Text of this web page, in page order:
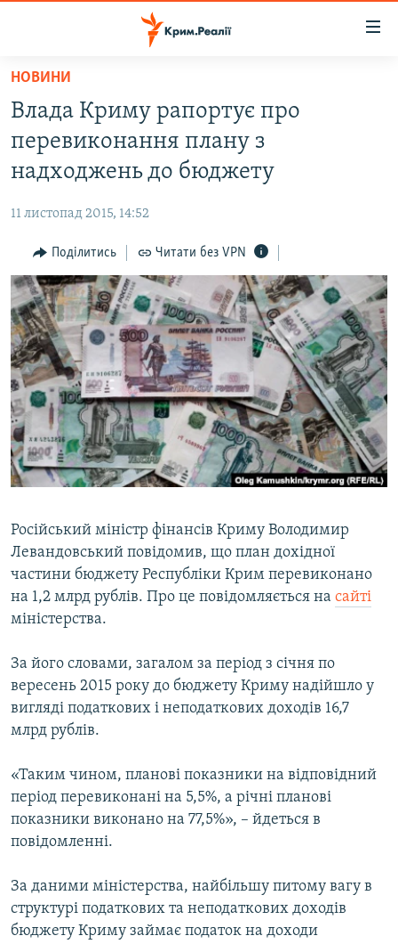
Перейти
основного
матеріалу
Перейти
до
основної
Перейти
до
пошуку
ВОДА.КРИМ
ВІДЕО ТА ФОТО
БЛОГИ
ПОГЛЯД
ІНТЕРВ'Ю
ВСЕ ЗА ДЕНЬ
СПЕЦПРОЕКТИ
ДЕПОРТАЦІЯ
ВІДЕОУРОКИ «ELIFBE»
СВІДЧЕННЯ ОКУПАЦІЇ
УКРАЇНСЬКА ПРОБЛЕМА КРИМУ
ЯК ОБІЙТИ БЛОКУВАННЯ
Русский
Qırımtatar
Усі сайти RFE/RL
НОВИНИ
Влада Криму рапортує про
перевиконання плану з
надходжень до бюджету
11 листопад 2015, 14:52
Поділитись Читати без VPN
Російський міністр фінансів Криму Володимир
Левандовський повідомив, що план дохідної
частини бюджету Республіки Крим перевиконано
на 1,2 млрд рублів. Про це повідомляється на сайті
міністерства.
За його словами, загалом за період з січня по
вересень 2015 року до бюджету Криму надійшло у
вигляді податкових і неподаткових доходів 16,7
млрд рублів.
«Таким чином, планові показники на відповідний
період перевиконані на 5,5%, а річні планові
показники виконано на 77,5%», – йдеться в
повідомленні.
За даними міністерства, найбільшу питому вагу в
структурі податкових та неподаткових доходів
бюджету Криму займає податок на доходи